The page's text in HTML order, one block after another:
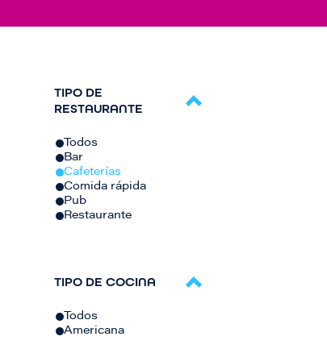
TIPO DE
RESTAURANTE
Todos
Bar
Cafeterías
Comida rápida
Pub
Restaurante
TIPO DE COCINA
Todos
Americana